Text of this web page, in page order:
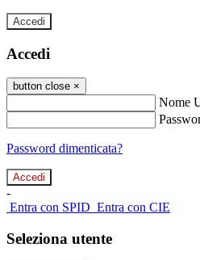
Accedi
Accedi
button close ×
Nome
Password dimenticata?
-
Entra con SPID Entra con CIE
Seleziona utente